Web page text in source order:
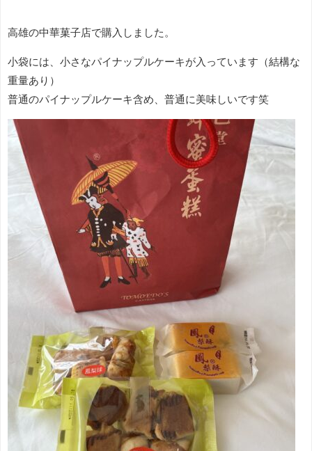
高雄の中華菓子店で購入しました。
小袋には、小さなパイナップルケーキが入っています（結構な
重量あり）
普通のパイナップルケーキ含め、普通に美味しいです笑